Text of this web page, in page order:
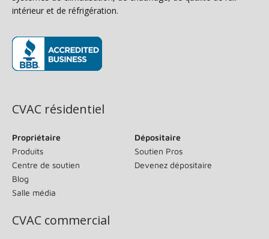
intérieur et de réfrigération.
CVAC résidentiel
Propriétaire
Produits
Centre de soutien
Blog
Salle média
Dépositaire
Soutien Pros
Devenez dépositaire
CVAC commercial